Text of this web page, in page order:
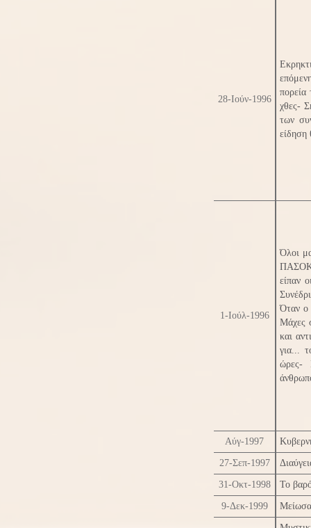
28-Ιούν-1996
χθες-
των
είδηση
1-Ιούλ-1996
Όλοι
ΠΑΣΟΚ-
είπαν
Όταν ο
Μάχες
και
για...
ώρες-
Αύγ-1997
27-Σεπ-1997
31-Οκτ-1998 Το
9-Δεκ-1999